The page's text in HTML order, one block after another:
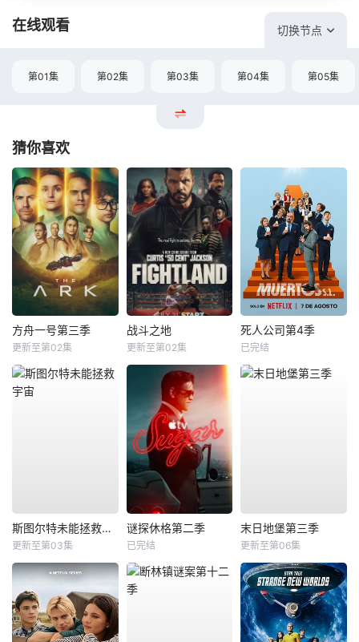
在线观看 切换节点
第01集 第02集 第03集 第04集 第05集
猜你喜欢
方舟一号第三季
更新至第02集
战斗之地
更新至第02集
死人公司第4季
已完结
斯图尔特未能拯救宇宙
更新至第03集
谜探休格第二季
已完结
末日地堡第三季
更新至第06集